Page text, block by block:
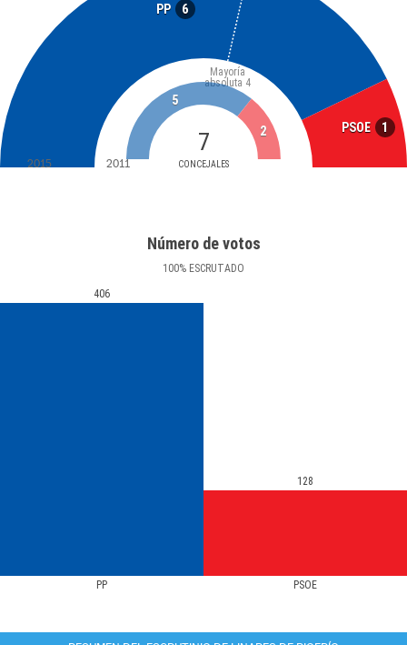
PP 6
PSOE 1
7
CONCEJALES
Mayoría
absoluta 4
5
2
2015 2011
Número de votos
100% ESCRUTADO
PP PSOE
406
128